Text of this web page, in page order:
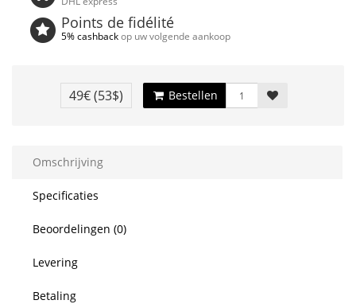
Points de fidélité
5% cashbackop uw volgende aankoop
49€(53$) Bestellen
Omschrijving
Specificaties
Beoordelingen (0)
Levering
Betaling